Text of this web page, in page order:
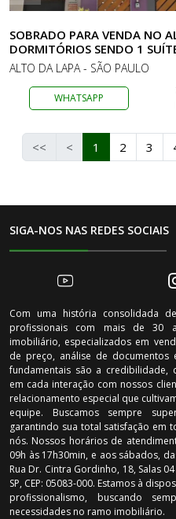
SOBRADO PARA VENDA NO
DORMITÓRIOS SENDO 1
ALTO DA LAPA - SÃO PAULO
WHATSAPP
<< < 1 2 3
SIGA-NOS NAS REDES SOCIAIS
Com uma história consolidada
profissionais com mais de 30
imobiliário, especializados em
de preço, análise de
fundamentais são a credibilidade,
em cada interação com nossos
relacionamento especial que
equipe. Buscamos sempre
garantindo sua total satisfação em
nós. Nossos horários de
09h às 17h30min, e aos sábados,
Rua Dr. Cintra Gordinho, 18, Salas
SP, CEP: 05083-000. Estamos à
profissionalismo, buscando
necessidades no ramo imobiliário.